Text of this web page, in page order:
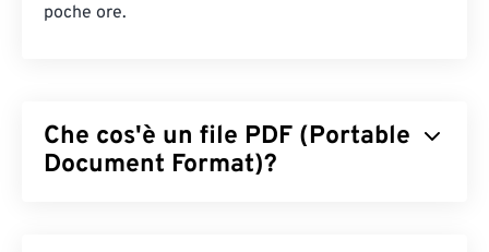
poche ore.
Che cos'è un file PDF (Portable
Document Format)?